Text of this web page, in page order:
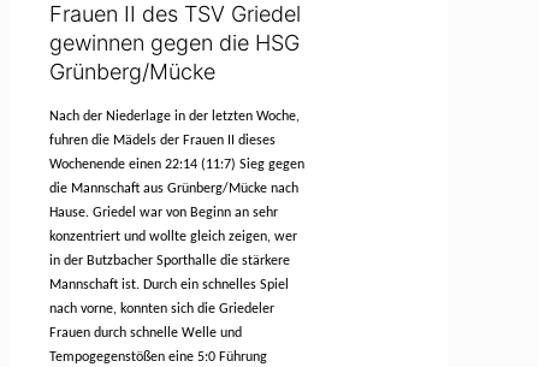
Frauen II des TSV Griedel
gewinnen gegen die HSG
Grünberg/Mücke
Nach der Niederlage in der letzten Woche,
fuhren die Mädels der Frauen II dieses
Wochenende einen 22:14 (11:7) Sieg gegen
die Mannschaft aus Grünberg/Mücke nach
Hause. Griedel war von Beginn an sehr
konzentriert und wollte gleich zeigen, wer
in der Butzbacher Sporthalle die stärkere
Mannschaft ist. Durch ein schnelles Spiel
nach vorne, konnten sich die Griedeler
Frauen durch schnelle Welle und
Tempogegenstößen eine 5:0 Führung